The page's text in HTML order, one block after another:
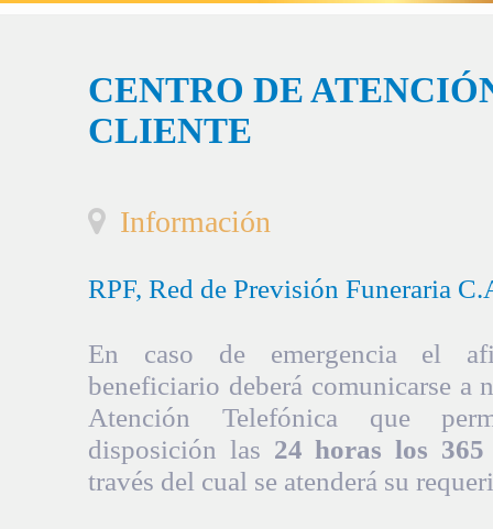
CENTRO DE
CLIENTE
Información
RPF, Red de Previsión Funeraria
En caso de emergencia el
beneficiario deberá comunicarse a
Atención Telefónica que
disposición las 24 horas los
través del cual se atenderá su